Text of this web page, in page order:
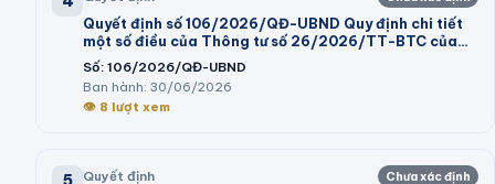
Quyết định số 106/2026/QĐ-UBND Quy định chi tiết
một số điều của Thông tư số 26/2026/TT-BTC của
Bộ trưởng Bộ Tài chính hướng dẫn thi hành một số điều
của Nghị định số 73/2026/NĐ-CP ngày 10 tháng 3
năm 2026 của Chính phủ quy định chi tiết và hướng
dẫn thi hành một số điều của Luật Ngân sách nhà nước
Số: 106/2026/QĐ-UBND
Ban hành: 30/06/2026
👁 8 lượt xem
Quyết định Chưa xác định